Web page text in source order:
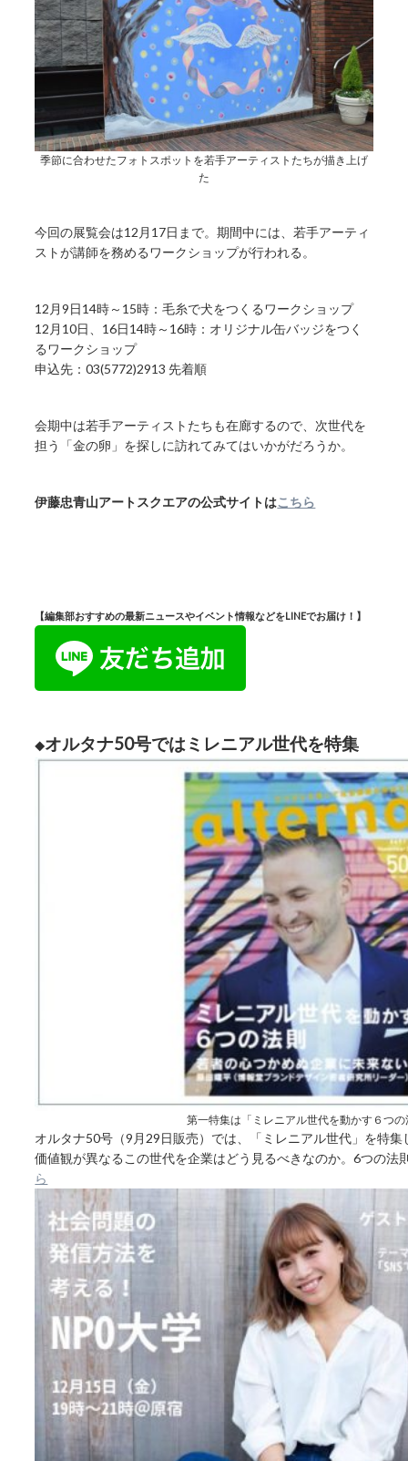
季節に合わせたフォトスポットを若手アーティストたちが描き上げ
た
今回の展覧会は12月17日まで。期間中には、若手アーティ
ストが講師を務めるワークショップが行われる。
12月9日14時～15時：毛糸で犬をつくるワークショップ
12月10日、16日14時～16時：オリジナル缶バッジをつく
るワークショップ
申込先：03(5772)2913 先着順
会期中は若手アーティストたちも在廊するので、次世代を
担う「金の卵」を探しに訪れてみてはいかがだろうか。
伊藤忠青山アートスクエアの公式サイトはこちら
【編集部おすすめの最新ニュースやイベント情報などをLINEでお届け！】
◆オルタナ50号ではミレニアル世代を特集
第一特集は「ミレニアル世代を動かす６つ
オルタナ50号（9月29日販売）では、「ミレニアル世代」を特
価値観が異なるこの世代を企業はどう見るべきなのか。6つの法
ら